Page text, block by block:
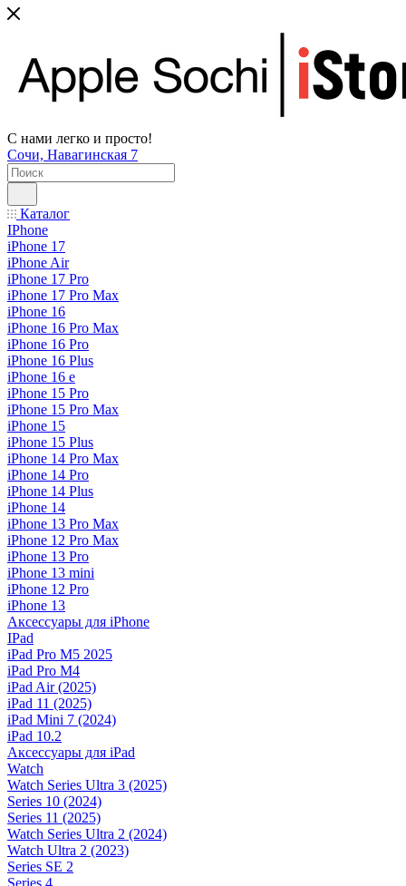
С нами легко и просто!
Сочи, Навагинская 7
Каталог
IPhone
iPhone 17
iPhone Air
iPhone 17 Pro
iPhone 17 Pro Max
iPhone 16
iPhone 16 Pro Max
iPhone 16 Pro
iPhone 16 Plus
iPhone 16 e
iPhone 15 Pro
iPhone 15 Pro Max
iPhone 15
iPhone 15 Plus
iPhone 14 Pro Max
iPhone 14 Pro
iPhone 14 Plus
iPhone 14
iPhone 13 Pro Max
iPhone 12 Pro Max
iPhone 13 Pro
iPhone 13 mini
iPhone 12 Pro
iPhone 13
Аксессуары для iPhone
IPad
iPad Pro M5 2025
iPad Pro M4
iPad Air (2025)
iPad 11 (2025)
iPad Mini 7 (2024)
iPad 10.2
Аксессуары для iPad
Watch
Watch Series Ultra 3 (2025)
Series 10 (2024)
Series 11 (2025)
Watch Series Ultra 2 (2024)
Watch Ultra 2 (2023)
Series SE 2
Series 4